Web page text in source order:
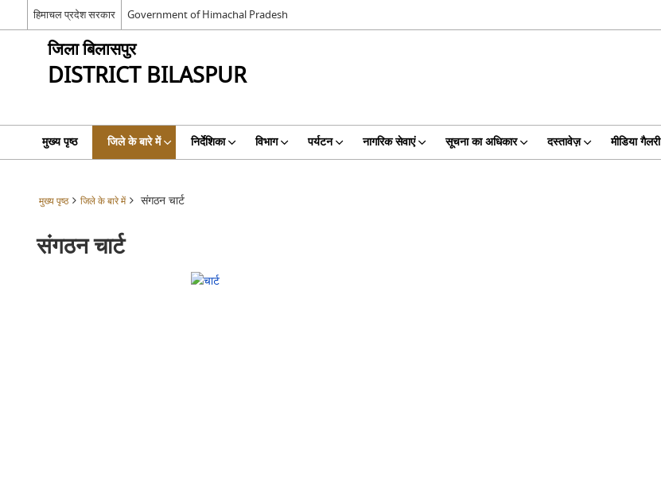
हिमाचल प्रदेश सरकार Government of Himachal Pradesh
जिला बिलासपुर
DISTRICT BILASPUR
मुख्य पृष्ठ जिले के बारे में निर्देशिका विभाग पर्यटन नागरिक सेवाएं सूचना का अधिकार दस्तावेज़ मीडिया गैलरी
मुख्य पृष्ठ जिले के बारे में संगठन चार्ट
संगठन चार्ट